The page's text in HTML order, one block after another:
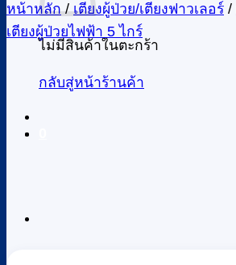
ไม่มีสินค้าในตะกร้า
กลับสู่หน้าร้านค้า
หน้าหลัก / เตียงผู้ป่วย/เตียงฟาวเลอร์ /
เตียงผู้ป่วยไฟฟ้า 5 ไกร์